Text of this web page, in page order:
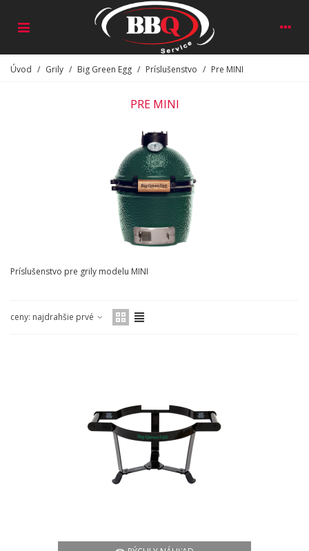
Úvod / Grily / Big Green Egg / Príslušenstvo / Pre MINI
PRE MINI
Príslušenstvo pre grily modelu MINI
ceny: najdrahšie prvé